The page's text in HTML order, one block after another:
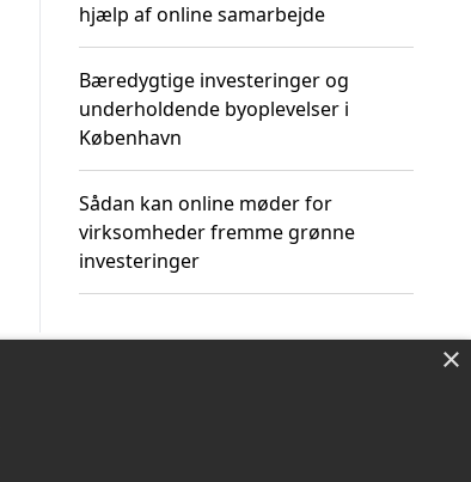
hjælp af online samarbejde
Bæredygtige investeringer og
underholdende byoplevelser i
København
Sådan kan online møder for
virksomheder fremme grønne
investeringer
×